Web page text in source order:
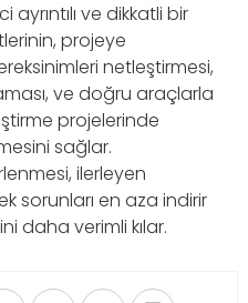
ve dikkatli bir
projeye
netleştirmesi,
ve doğru araçlarla
projelerinde
sağlar.
ilerleyen
sorunları en aza indirir
daha verimli kılar.